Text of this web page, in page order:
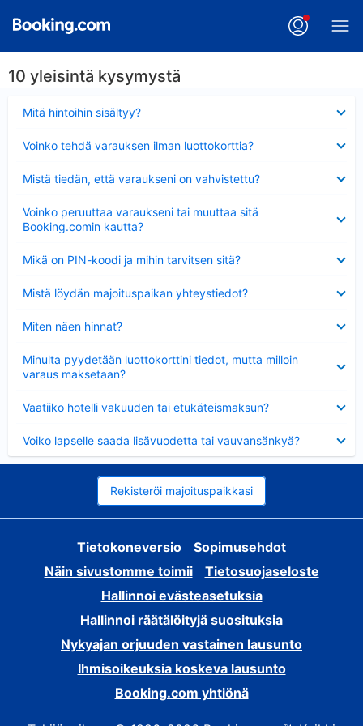
10 yleisintä kysymystä
Mitä hintoihin sisältyy?
Voinko tehdä varauksen ilman luottokorttia?
Mistä tiedän, että varaukseni on vahvistettu?
Voinko peruuttaa varaukseni tai muuttaa sitä
Booking.comin kautta?
Mikä on PIN-koodi ja mihin tarvitsen sitä?
Mistä löydän majoituspaikan yhteystiedot?
Miten näen hinnat?
Minulta pyydetään luottokorttini tiedot, mutta milloin
varaus maksetaan?
Vaatiiko hotelli vakuuden tai etukäteismaksun?
Voiko lapselle saada lisävuodetta tai vauvansänkyä?
Rekisteröi majoituspaikkasi
Tietokoneversio
Sopimusehdot
Näin sivustomme toimii
Tietosuojaseloste
Hallinnoi evästeasetuksia
Hallinnoi räätälöityjä suosituksia
Nykyajan orjuuden vastainen lausunto
Ihmisoikeuksia koskeva lausunto
Booking.com yhtiönä